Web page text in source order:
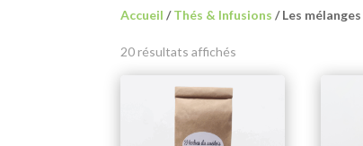
Accueil /Thés & Infusions / Les
20 résultats affichés